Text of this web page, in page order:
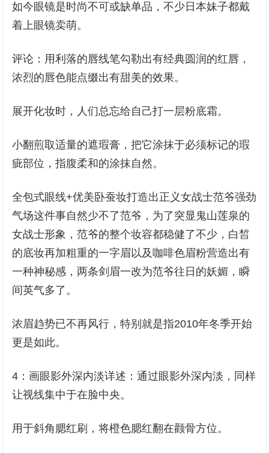
如今眼镜是时尚不可或缺单品，不少日本妹子都戴
着上眼镜卖萌。
评论：用利落的唇线笔勾勒出有经典圆润的红唇，
浓烈的唇色能点缀出有甜美的效果。
展开化妆时，人们总忘给自己打一层粉底霜。
小翻煎取适量的遮瑕膏，把它涂抹于必须标记的瑕
疵部位，指腹柔和的涂抹自然。
全包式眼线+优美卧蚕妆打造出正义女战士范爷强劲
气场这件事自然少不了范爷，为了突显鬼山莲泉的
女战士形象，范爷的整个妆容都稳健了不少，白皙
的底妆再加粗重的一字眉以及咖啡色眉粉营造出有
一种神秘感，两条剑眉一改为范爷往日的妖媚，瞬
间英气多了。
浓眉趋势已不再风行，特别就是指2010年冬季开始
更是如此。
4：画眼影外深内淡详述：通过眼影外深内淡，同样
让视线集中于在脸中央。
用于斜角腮红刷，将橙色腮红翻在颧骨方位。